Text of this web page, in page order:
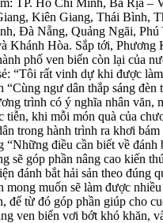
Kiên Giang, Thái Bình,
Đà Nẵng, Quảng Ngãi, Phú
Khánh Hòa. Sắp tới, Phương
phố ven biển còn lại của
“Tôi rất vinh dự khi được
ngư dân thắp sáng đèn
trình có ý nghĩa nhân văn,
tiễn, khi mỗi món quà của
trong hành trình ra khơi
“Những điều cần biết về đánh
sẽ góp phần nâng cao kiến
đánh bắt hải sản theo đúng
mong muốn sẽ làm được
để từ đó góp phần giúp cho
ven biển vơi bớt khó khăn,